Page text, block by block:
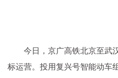
今日，京广高铁北京至武
标运营。投用复兴号智能动车